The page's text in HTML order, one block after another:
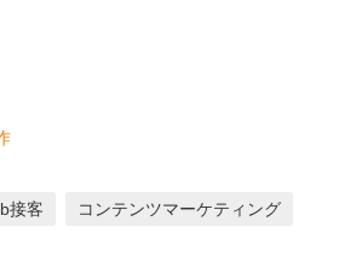
接客 コンテンツマーケティング